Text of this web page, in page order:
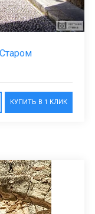
КУПИТЬ В 1 КЛИК